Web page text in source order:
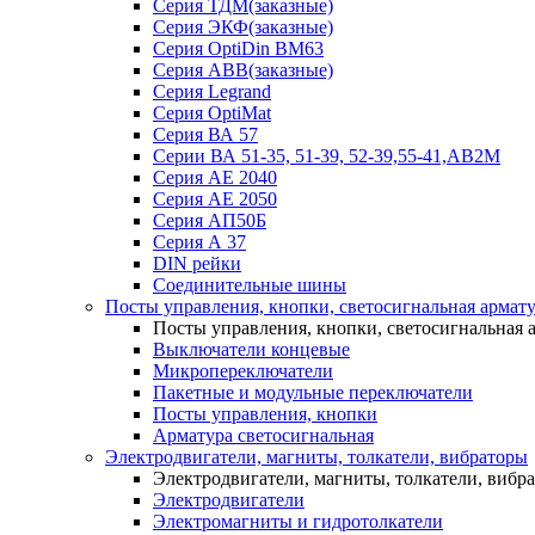
Серия ТДМ(заказные)
Серия ЭКФ(заказные)
Серия OptiDin BM63
Серия АВВ(заказные)
Серия Legrand
Серия OptiMat
Серия ВА 57
Серии ВА 51-35, 51-39, 52-39,55-41,АВ2М
Серия АЕ 2040
Серия АЕ 2050
Серия АП50Б
Серия А 37
DIN рейки
Соединительные шины
Посты управления, кнопки, светосигнальная
Посты управления, кнопки, светосигнальная
Выключатели концевые
Микропереключатели
Пакетные и модульные переключатели
Посты управления, кнопки
Арматура светосигнальная
Электродвигатели, магниты, толкатели, вибраторы
Электродвигатели, магниты, толкатели,
Электродвигатели
Электромагниты и гидротолкатели